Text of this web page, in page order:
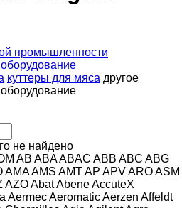
промышленности
куттеры для мяса другое
не найдено
AB ABAABAC ABB ABC ABG
AMAAMS AMTAP APVAROASM
AZOAbatAbeneAccuteX
AermecAeromaticAerzen Affeldt